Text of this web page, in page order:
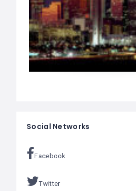
Social Networks
Facebook
Twitter